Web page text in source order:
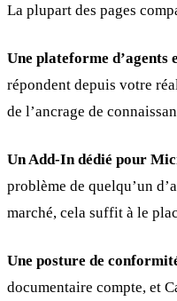
La plupart des pages
Une plateforme d’agents
répondent depuis votre
de l’ancrage de
Un Add-In dédié pour
problème de quelqu’un
marché, cela suffit à le
Une posture de
documentaire compte, et